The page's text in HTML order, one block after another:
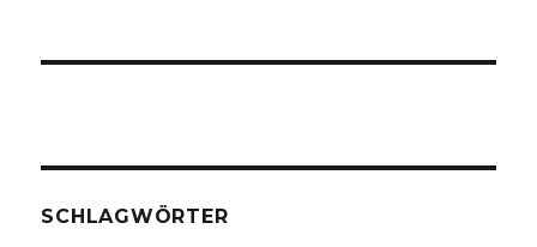
SCHLAGWÖRTER